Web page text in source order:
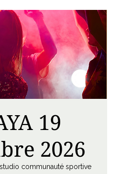
19
2026
communauté sportive